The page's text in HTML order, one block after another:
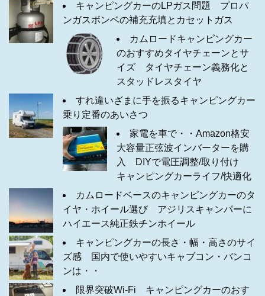
キャンピングカーのLPガス問題 プロパ
ンガスボンベの補充充填とカセットガス
カムロードキャンピングカー
のおすすめタイヤチェーンとサ
イズ タイヤチェーン義務化と
スタッドレスタイヤ
すれ違いざまに手を振るキャンピングカー
乗り定番のあいさつ
家電を車で・・Amazon格安
大容量正弦波インバーターを購
入 DIYで電圧調整/取り付け
キャンピングカーライフ/快適化
カムロードベースのキャンピングカーのタ
イヤ・ホイール選び アジリスキャンパーに
ハイエース純正鉄チンホイール
キャンピングカーの長さ・幅・高さのサイ
ズ感 国内で使いやすいキャブコン・バンコ
ンは・・
限界突破Wi-Fi キャンピングカーのおす